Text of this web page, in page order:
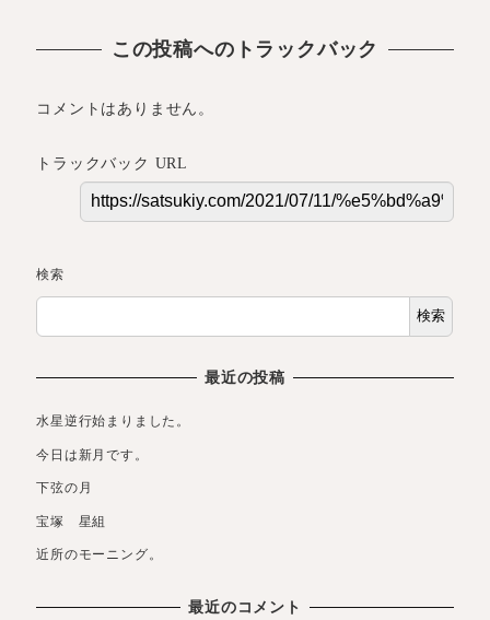
この投稿へのトラックバック
コメントはありません。
トラックバック URL
検索
検索
最近の投稿
水星逆行始まりました。
今日は新月です。
下弦の月
宝塚 星組
近所のモーニング。
最近のコメント